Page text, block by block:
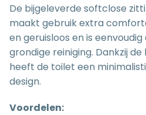
De bijgeleverde softclose
maakt gebruik extra
en geruisloos en is
grondige reiniging. Dankzij
heeft de toilet een
design.
Voordelen: